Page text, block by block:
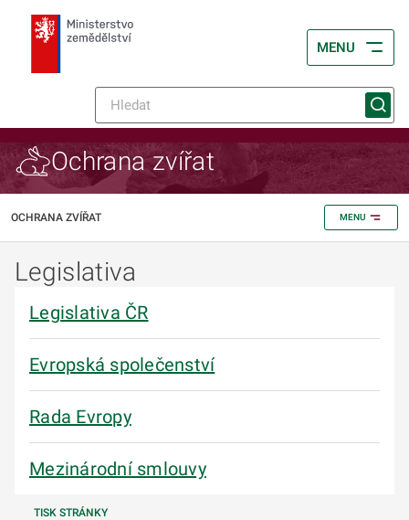
MENU
Ochrana zvířat
OCHRANA ZVÍŘAT MENU
Legislativa
Legislativa ČR
Evropská společenství
Rada Evropy
Mezinárodní smlouvy
TISK STRÁNKY